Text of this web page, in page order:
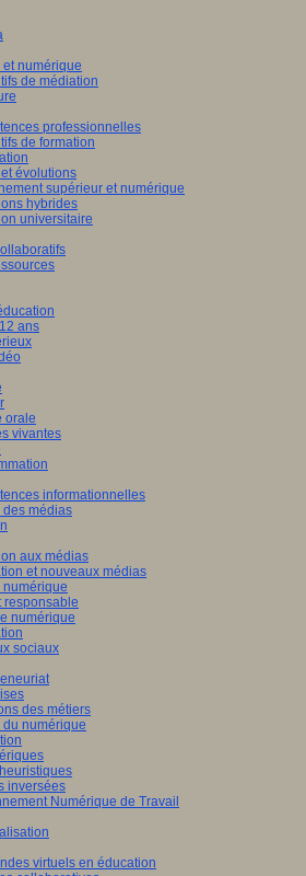
numérique
de médiation
professionnelles
de formation
évolutions
supérieur et numérique
hybrides
universitaire
ans
orale
vivantes
informationnelles
des médias
aux médias
et nouveaux médias
numérique
responsable
numérique
sociaux
des métiers
du numérique
inversées
Numérique de Travail
virtuels en éducation